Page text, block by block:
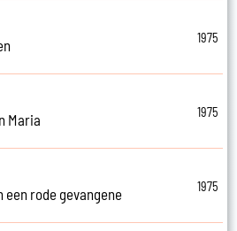
1975
Maria
1975
een rode gevangene
1975